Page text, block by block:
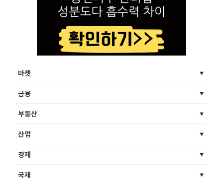
마켓
금융
부동산
산업
경제
국제